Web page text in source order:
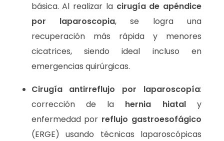
básica. Al realizar la cirugía de apéndice
por laparoscopia, se logra una
recuperación más rápida y menores
cicatrices, siendo ideal incluso en
emergencias quirúrgicas.
Cirugía antirreflujo por laparoscopía:
corrección de la hernia hiataly
enfermedad por reflujo gastroesofágico
(ERGE) usando técnicas laparoscópicas